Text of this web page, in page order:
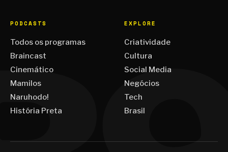
PODCASTS
Todos os programas
Braincast
Cinemático
Mamilos
Naruhodo!
História Preta
EXPLORE
Criatividade
Cultura
Social Media
Negócios
Tech
Brasil